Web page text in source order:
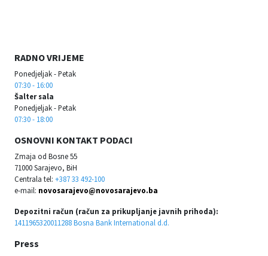
RADNO VRIJEME
Ponedjeljak - Petak
07:30 - 16:00
Šalter sala
Ponedjeljak - Petak
07:30 - 18:00
OSNOVNI KONTAKT PODACI
Zmaja od Bosne 55
71000 Sarajevo, BiH
Centrala tel: +387 33 492-100
e-mail: novosarajevo@novosarajevo.ba
Depozitni račun (račun za prikupljanje javnih prihoda):
1411965320011288 Bosna Bank International d.d.
Press